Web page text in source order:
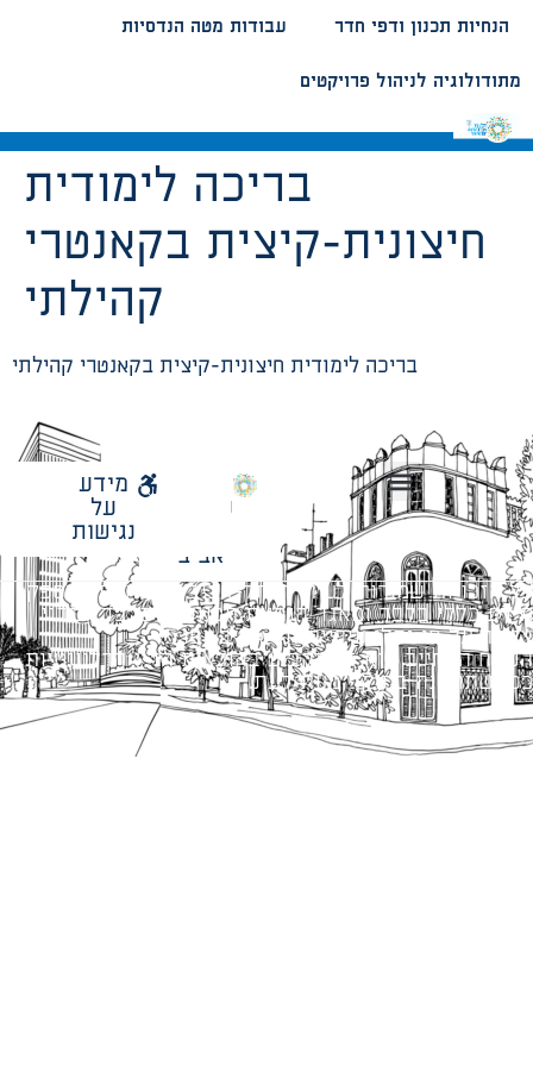
עבודות מטה הנדסיות הנחיות תכנון ודפי חדר
מתודולוגיה לניהול פרויקטים
בריכה לימודית
חיצונית-קיצית בקאנטרי
קהילתי
בריכה לימודית חיצונית-קיצית בקאנטרי קהילתי
עיריית
אביב
מידע
על
נגישות
כל הזכויות שמורות לעיריית תל-אביב-יפו. האתר מספק
מידע כללי בלבד ומאגד הנחיות תכנוניות בלבד למבני
ציבור על פי נהלי עיריית תל אביב-יפו.
הנוסח המחייב הוא זה הקבוע בהוראות הדין הרלוונטיות
כפי שתהיינה בתוקף מעת לעת.